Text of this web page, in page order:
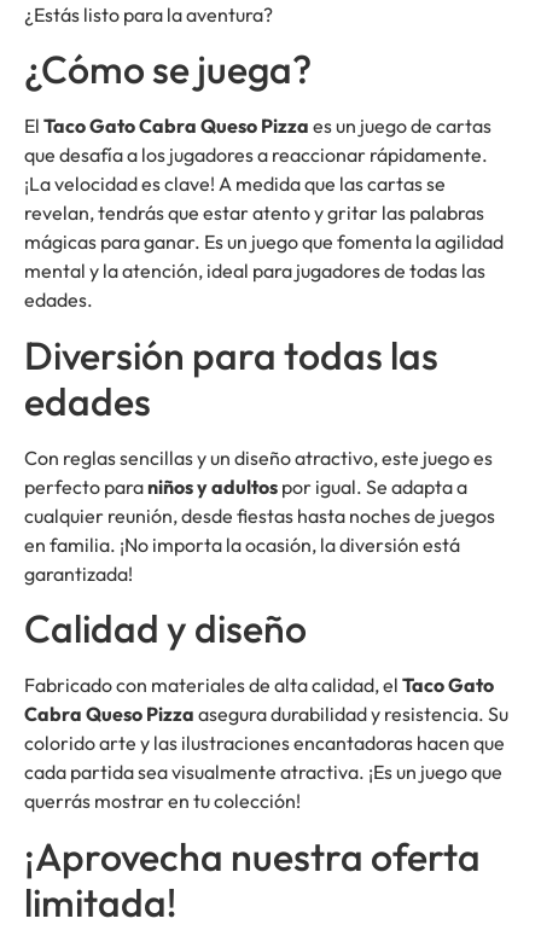
¿Estás listo para la aventura?
¿Cómo se juega?
El Taco Gato Cabra Queso Pizza es un juego de cartas
que desafía a los jugadores a reaccionar rápidamente.
¡La velocidad es clave! A medida que las cartas se
revelan, tendrás que estar atento y gritar las palabras
mágicas para ganar. Es un juego que fomenta la agilidad
mental y la atención, ideal para jugadores de todas las
edades.
Diversión para todas las
edades
Con reglas sencillas y un diseño atractivo, este juego es
perfecto paraniños y adultos por igual. Se adapta a
cualquier reunión, desde fiestas hasta noches de juegos
en familia. ¡No importa la ocasión, la diversión está
garantizada!
Calidad y diseño
Fabricado con materiales de alta calidad, el Taco Gato
Cabra Queso Pizza asegura durabilidad y resistencia. Su
colorido arte y las ilustraciones encantadoras hacen que
cada partida sea visualmente atractiva. ¡Es un juego que
querrás mostrar en tu colección!
¡Aprovecha nuestra oferta
limitada!